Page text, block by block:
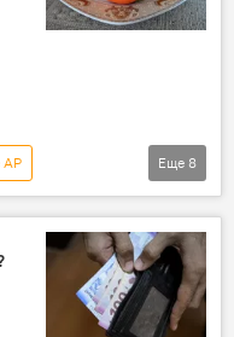
АР
Экономика
фрукты
Еще 8